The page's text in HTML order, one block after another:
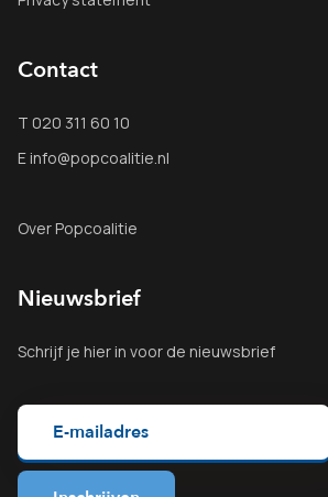
Contact
T 020 311 60 10
E info@popcoalitie.nl
Over Popcoalitie
Nieuwsbrief
Schrijf je hierin voor de nieuwsbrief